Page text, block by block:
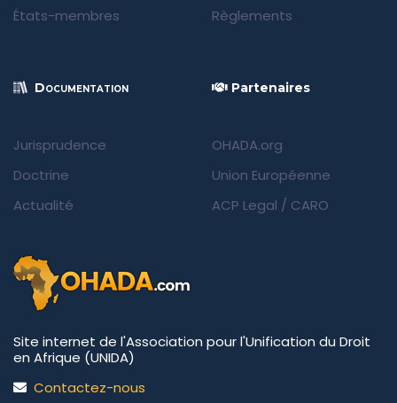
États-membres
Règlements
Documentation
Jurisprudence
Doctrine
Actualité
Partenaires
OHADA.org
Union Européenne
ACP Legal / CARO
Site internet de l'Association pour l'Unification du Droit
en Afrique (UNIDA)
Contactez-nous